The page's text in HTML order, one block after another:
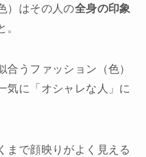
）はその人の全身の印象
。
うファッション（色）
気に「オシャレな人」に
まで顔映りがよく見える